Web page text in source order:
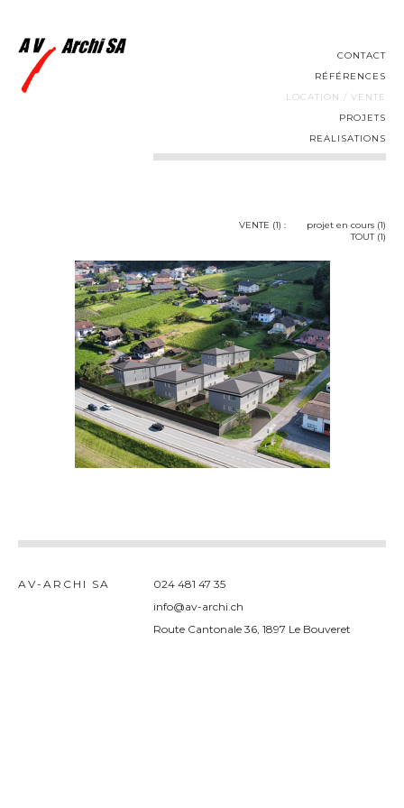
CONTACT
RÉFÉRENCES
LOCATION / VENTE
PROJETS
REALISATIONS
VENTE (1) :
projet en cours (1)
TOUT (1)
AV-ARCHI SA
024 481 47 35
info@av-archi.ch
Route Cantonale 36, 1897 Le Bouveret